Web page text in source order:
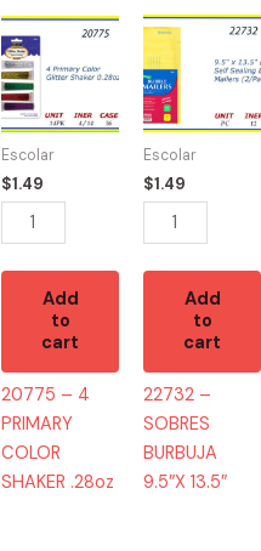
Escolar
$1.49
20775
-
4
PRIMARY
COLOR
SHAKER
.28oz
quantity
Add
to
cart
20775 – 4
PRIMARY
COLOR
SHAKER .28oz
Escolar
$1.49
22732
-
SOBRES
BURBUJA
9.5"X
13.5"
quantity
Add
to
cart
22732 –
SOBRES
BURBUJA
9.5″X 13.5″